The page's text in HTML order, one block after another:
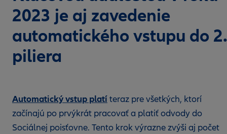
2023 je aj zavedenie
automatického vstupu do 2.
piliera
Automatický vstup platíteraz pre všetkých, ktorí
začínajú po prvýkrát pracovať a platiť odvody do
Sociálnej poisťovne. Tento krok výrazne zvýši aj počet